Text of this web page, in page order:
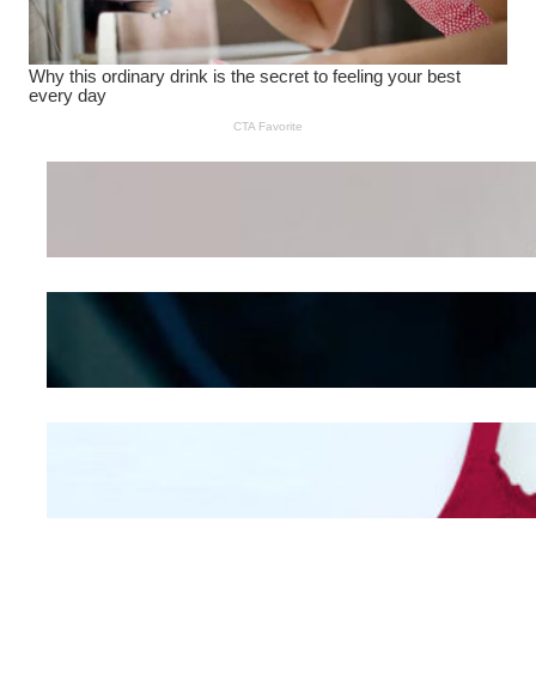
Wanita Pamer Pakaian
Kepribadian
Mengintip Kepribadian
Wanita Dari Warna Bra